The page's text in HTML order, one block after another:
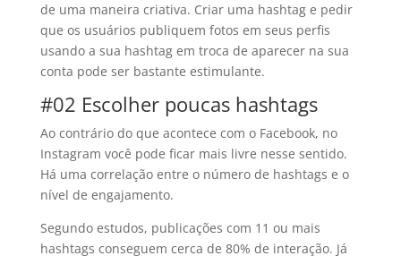
de uma maneira criativa. Criar uma hashtag e pedir
que os usuários publiquem fotos em seus perfis
usando a sua hashtag em troca de aparecer na sua
conta pode ser bastante estimulante.
#02 Escolher poucas hashtags
Ao contrário do que acontece com o Facebook, no
Instagram você pode ficar mais livre nesse sentido.
Há uma correlação entre o número de hashtags e o
nível de engajamento.
Segundo estudos, publicações com 11 ou mais
hashtags conseguem cerca de 80% de interação. Já